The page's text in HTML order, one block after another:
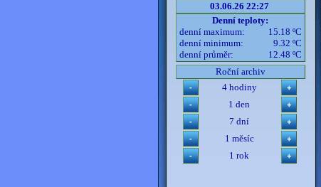
03.06.26 22:27
Denní teploty:
denní maximum:
15.18 ºC
denní minimum:
9.32 ºC
denní průměr:
12.48 ºC
Roční archiv
4 hodiny
1 den
7 dní
1 měsíc
1 rok